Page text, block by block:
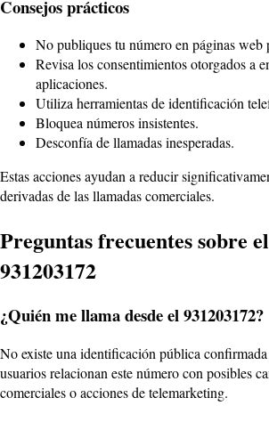
Consejos prácticos
No publiques tu número en páginas web
Revisa los consentimientos otorgados a
aplicaciones.
Utiliza herramientas de identificación
Bloquea números insistentes.
Desconfía de llamadas inesperadas.
Estas acciones ayudan a reducir
derivadas de las llamadas comerciales.
Preguntas frecuentes sobre
931203172
¿Quién me llama desde el 931203172?
No existe una identificación pública
usuarios relacionan este número con posibles
comerciales o acciones de telemarketing.